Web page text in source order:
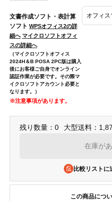
文書作成ソフト・表計算
ソフト WPSオフィス2の詳
細へ マイクロソフトオフィ
スの詳細へ
（マイクロソフトオフィス
2024H＆B POSA 2PC版は購入
後にお客様ご自身でオンライン
認証作業が必要です。その際マ
イクロソフトアカウント必要と
なります。）
※注意事項があります。
残り数量：0 大型送料：
在庫が
比較リストに
この商品につ